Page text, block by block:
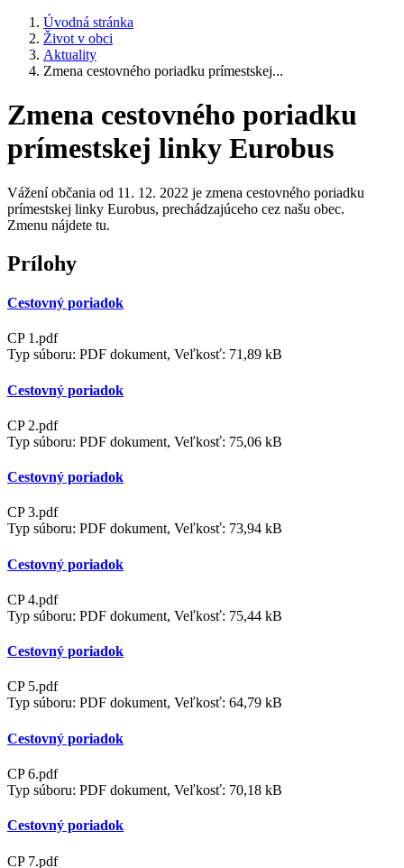
Úvodná stránka
Život v obci
Aktuality
Zmena cestovného poriadku prímestskej...
Zmena cestovného poriadku
prímestskej linky Eurobus
Vážení občania od 11. 12. 2022 je zmena cestovného poriadku
prímestskej linky Eurobus, prechádzajúceho cez našu obec.
Zmenu nájdete tu.
Prílohy
Cestovný poriadok
CP 1.pdf
Typ súboru: PDF dokument, Veľkosť: 71,89 kB
Cestovný poriadok
CP 2.pdf
Typ súboru: PDF dokument, Veľkosť: 75,06 kB
Cestovný poriadok
CP 3.pdf
Typ súboru: PDF dokument, Veľkosť: 73,94 kB
Cestovný poriadok
CP 4.pdf
Typ súboru: PDF dokument, Veľkosť: 75,44 kB
Cestovný poriadok
CP 5.pdf
Typ súboru: PDF dokument, Veľkosť: 64,79 kB
Cestovný poriadok
CP 6.pdf
Typ súboru: PDF dokument, Veľkosť: 70,18 kB
Cestovný poriadok
CP 7.pdf